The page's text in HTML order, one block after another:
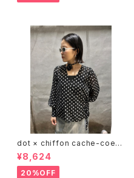
dot × chiffon cache-coeur
V-neck design tops トップス
カシュクール ドット 水玉 シフォ
ン 白黒 シースルー
¥8,624
20%OFF